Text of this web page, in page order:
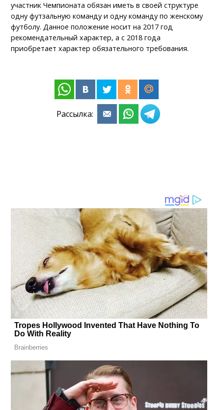
участник Чемпионата обязан иметь в своей структуре
одну футзальную команду и одну команду по женскому
футболу. Данное положение носит на 2017 год
рекомендательный характер, а с 2018 года
приобретает характер обязательного требования.
Рассылка: